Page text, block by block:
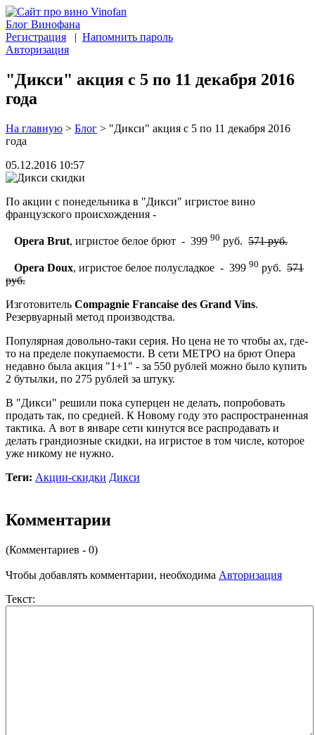
Блог Винофана
Регистрация | Напомнить пароль
Авторизация
"Дикси" акция с 5 по 11 декабря 2016
года
На главную > Блог > "Дикси" акция с 5 по 11 декабря 2016
года
05.12.2016 10:57
По акции с понедельника в "Дикси" игристое вино
французского происхождения -
Opera Brut, игристое белое брют - 399 90 руб. 571 руб.
Opera Doux, игристое белое полусладкое - 399 90 руб. 571
руб.
Изготовитель Compagnie Francaise des Grand Vins.
Резервуарный метод производства.
Популярная довольно-таки серия. Но цена не то чтобы ах, где-
то на пределе покупаемости. В сети МЕТРО на брют Опера
недавно была акция "1+1" - за 550 рублей можно было купить
2 бутылки, по 275 рублей за штуку.
В "Дикси" решили пока суперцен не делать, попробовать
продать так, по средней. К Новому году это распространенная
тактика. А вот в январе сети кинутся все распродавать и
делать грандиозные скидки, на игристое в том числе, которое
уже никому не нужно.
Теги: Акции-скидки Дикси
Комментарии
(Комментариев - 0)
Чтобы добавлять комментарии, необходима Авторизация
Текст: